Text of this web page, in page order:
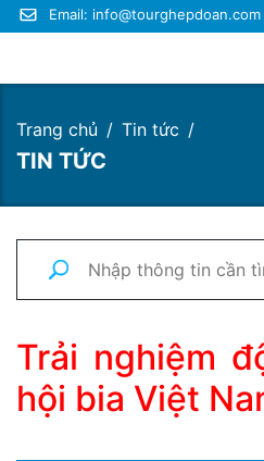
Email: info@tourghepdoan.com
Trang chủ Tin tức
TIN TỨC
Trải nghiệm
hội bia Việt